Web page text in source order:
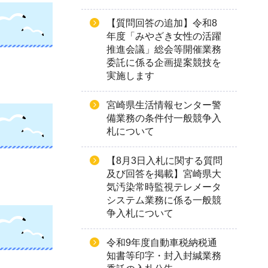
【質問回答の追加】令和8
年度「みやざき女性の活躍
推進会議」総会等開催業務
委託に係る企画提案競技を
実施します
宮崎県生活情報センター警
備業務の条件付一般競争入
札について
【8月3日入札に関する質問
及び回答を掲載】宮崎県大
気汚染常時監視テレメータ
システム業務に係る一般競
争入札について
令和9年度自動車税納税通
知書等印字・封入封緘業務